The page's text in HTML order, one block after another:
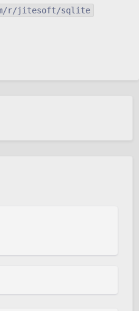
r/jitesoft/sqlite